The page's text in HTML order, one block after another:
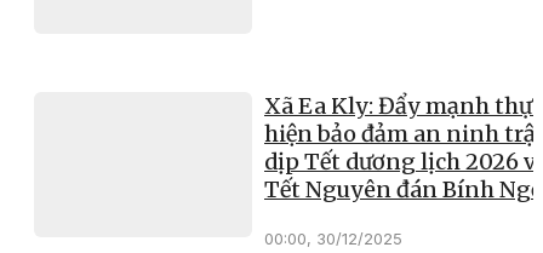
Xã Ea Kly: Đẩy mạnh thực
hiện bảo đảm an ninh
dịp Tết dương lịch 2026
Tết Nguyên đán Bính Ngọ
00:00, 30/12/2025